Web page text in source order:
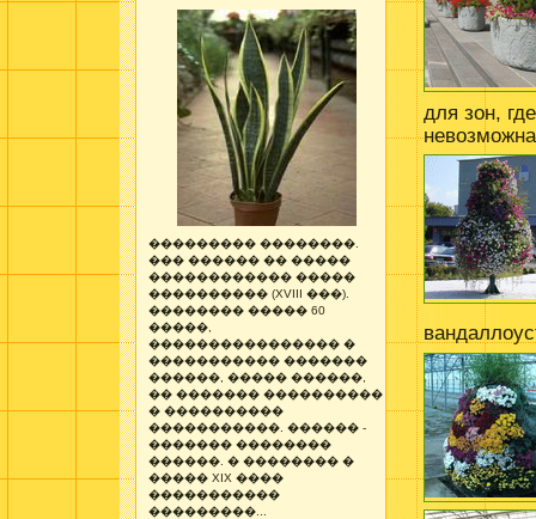
��������� ��������.
��� ������ �� �����
������������ �����
���������� (XVIII ���).
�������� ����� 60
�����,
���������������� �
����������� �������
������, ����� ������,
�� ������� ����������
� ����������
�����������. ������ -
������� ��������
������. � �������� �
����� XIX ����
�����������
���������...
для зон,